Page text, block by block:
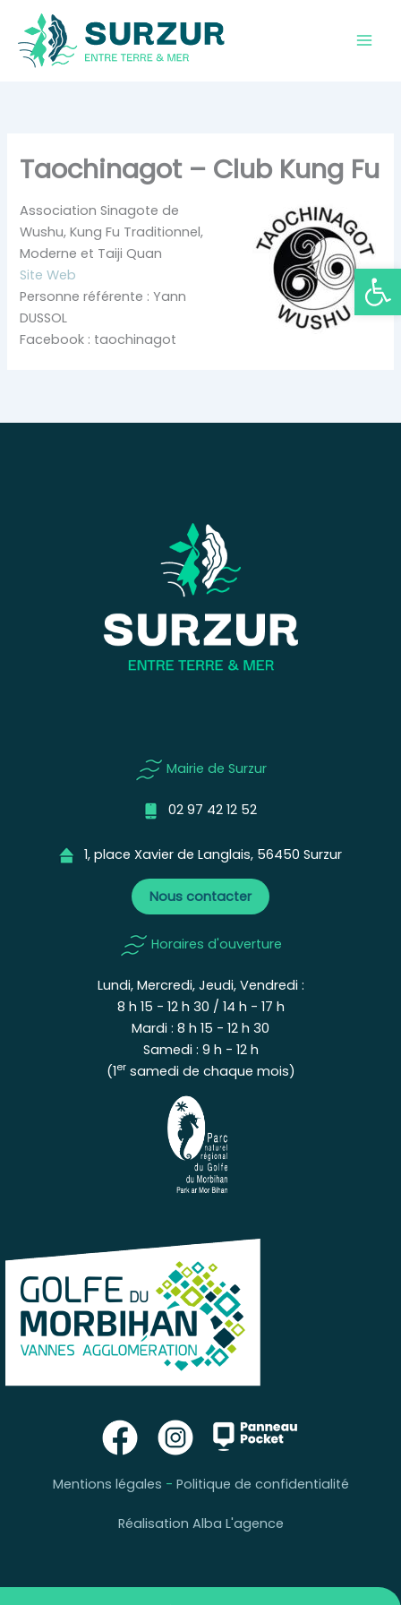
Ouvrir
contenu
Taochinagot – Club Kung Fu
Association Sinagote de
Wushu, Kung Fu Traditionnel,
Moderne et Taiji Quan
Site Web
Personne référente : Yann
DUSSOL
Facebook : taochinagot
Mairie de Surzur
02 97 42 12 52
1, place Xavier de Langlais, 56450 Surzur
Nous contacter
Horaires d'ouverture
Lundi, Mercredi, Jeudi, Vendredi :
8 h 15 - 12 h 30 / 14 h - 17 h
Mardi : 8 h 15 - 12 h 30
Samedi : 9 h - 12 h
(1ersamedi de chaque mois)
Mentions légales - Politique de confidentialité
Réalisation Alba L'agence